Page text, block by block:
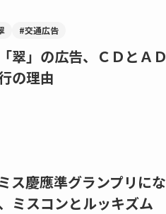
#交通広告
翠」の広告、ＣＤとＡＤ
の理由
ス慶應準グランプリにな
ミスコンとルッキズム